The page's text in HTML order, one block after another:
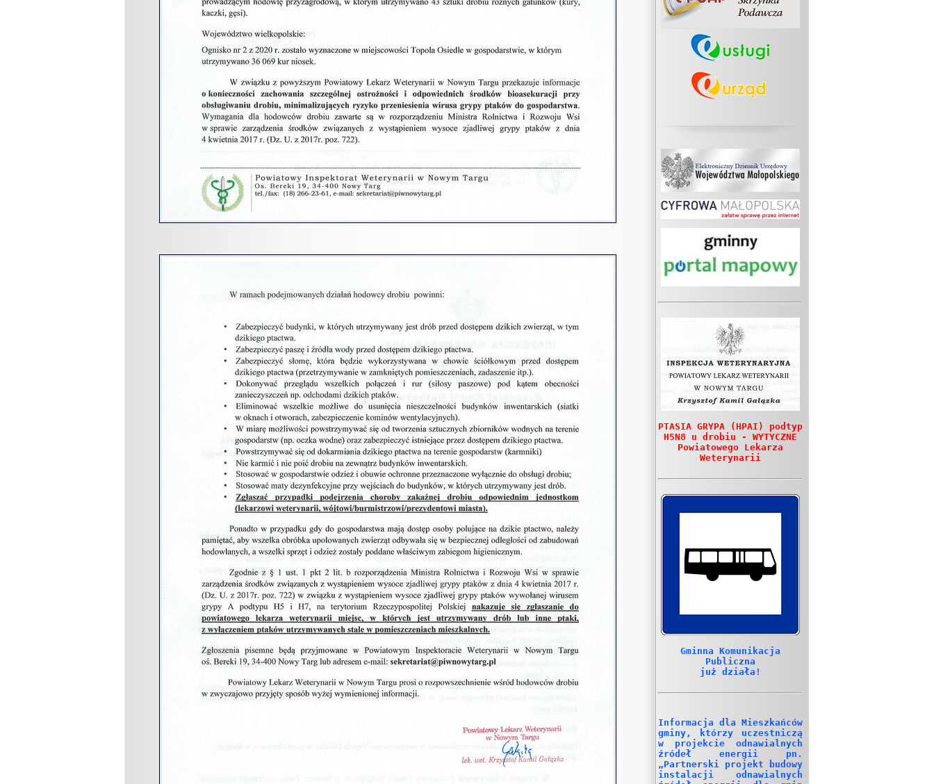
PTASIA GRYPA (HPAI) podtyp
H5N8 u drobiu - WYTYCZNE
Powiatowego Lekarza
Weterynarii
Gminna Komunikacja
Publiczna
już działa!
Informacja dla Mieszkańców
gminy, którzy uczestniczą
w projekcie odnawialnych
źródeł energii pn.
„Partnerski projekt budowy
instalacji odnawialnych